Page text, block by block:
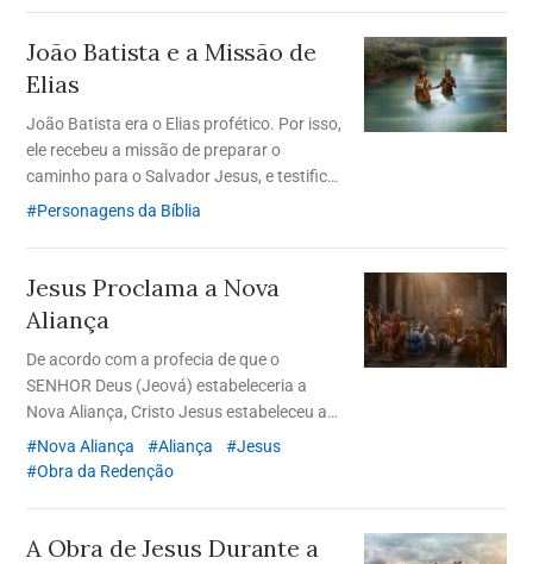
João Batista e a Missão de
Elias
João Batista era o Elias profético. Por isso,
ele recebeu a missão de preparar o
caminho para o Salvador Jesus, e testificar
sobre ele. Ele cumpriu a maioria das
registradas no Antigo Testamento.
Personagens da Bíblia
Jesus Proclama a Nova
Aliança
De acordo com a profecia de que o
SENHOR Deus (Jeová) estabeleceria a
Nova Aliança, Cristo Jesus estabeleceu a
Nova Aliança através da Páscoa. Através
da Páscoa da Nova Aliança, a humanidade
Nova Aliança Aliança
Jesus
Obra da Redenção
A Obra de Jesus Durante a